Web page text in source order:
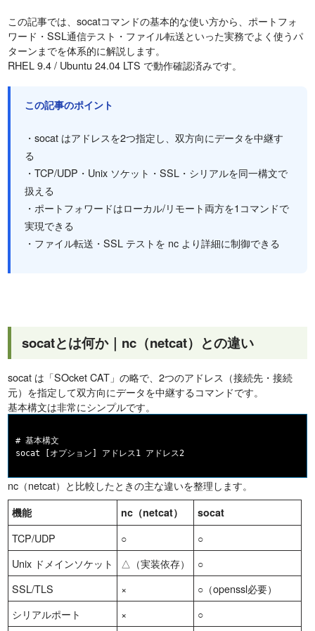
この記事では、socatコマンドの基本的な使い方から、ポートフォ
ワード・SSL通信テスト・ファイル転送といった実務でよく使うパ
ターンまでを体系的に解説します。
RHEL 9.4 / Ubuntu 24.04 LTS で動作確認済みです。
この記事のポイント
・socat はアドレスを2つ指定し、双方向にデータを中継す
る
・TCP/UDP・Unix ソケット・SSL・シリアルを同一構文で
扱える
・ポートフォワードはローカル/リモート両方を1コマンドで
実現できる
・ファイル転送・SSL テストを nc より詳細に制御できる
socatとは何か｜nc（netcat）との違い
socat は「SOcket CAT」の略で、2つのアドレス（接続先・接続
元）を指定して双方向にデータを中継するコマンドです。
基本構文は非常にシンプルです。
# 基本構文
nc（netcat）と比較したときの主な違いを整理します。
機能 nc（netcat） socat
TCP/UDP ○
○
Unix ドメインソケット
△（実装依存）
○
SSL/TLS
×
○（openssl必要）
シリアルポート
×
○